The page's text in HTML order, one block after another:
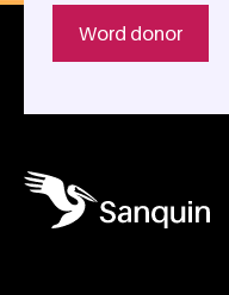
Word donor